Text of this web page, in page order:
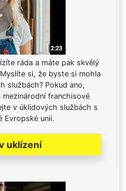
ráda a máte pak skvělý
si, že byste si mohla
službách? Pokud ano,
franchisové
v úklidových službách s
Evropské unii.
uklízení